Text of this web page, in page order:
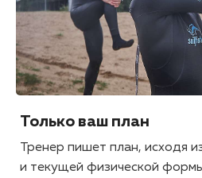
Только ваш план
Тренер пишет план, исходя
и текущей физической